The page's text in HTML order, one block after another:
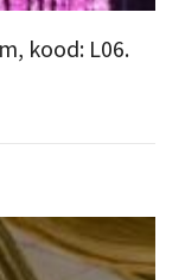
kood: L06.